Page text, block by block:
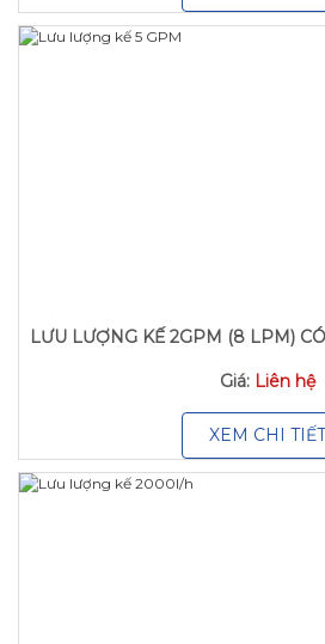
LƯU LƯỢNG KẾ 2GPM (8 LPM)
Giá: Liên hệ
XEM CHI TIẾT